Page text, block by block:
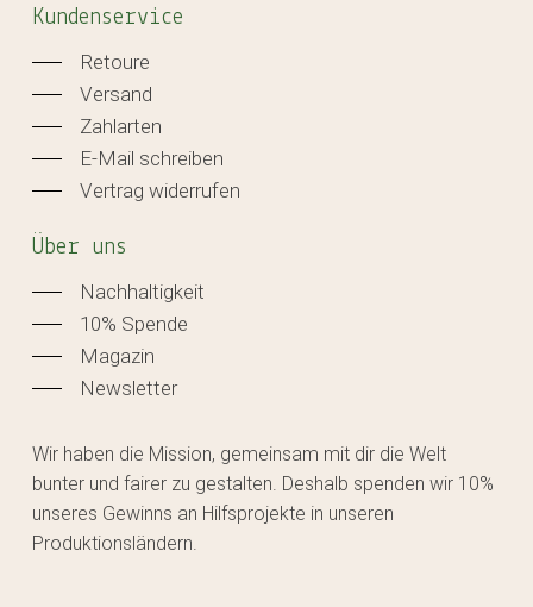
Kundenservice
Retoure
Versand
Zahlarten
E-Mail schreiben
Vertrag widerrufen
Über uns
Nachhaltigkeit
10% Spende
Magazin
Newsletter
Wir haben die Mission, gemeinsam mit dir die Welt
bunter und fairer zu gestalten. Deshalb spenden wir 10%
unseres Gewinns an Hilfsprojekte in unseren
Produktionsländern.